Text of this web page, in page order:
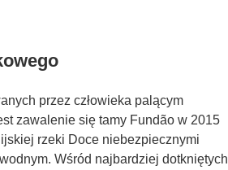
przez człowieka palącym
zawalenie się tamy Fundão w 2015
rzeki Doce niebezpiecznymi
Wśród najbardziej dotkniętych